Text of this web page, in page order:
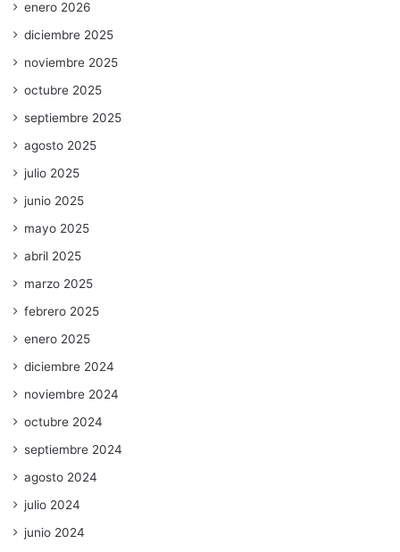
enero 2026
diciembre 2025
noviembre 2025
octubre 2025
septiembre 2025
agosto 2025
julio 2025
junio 2025
mayo 2025
abril 2025
marzo 2025
febrero 2025
enero 2025
diciembre 2024
noviembre 2024
octubre 2024
septiembre 2024
agosto 2024
julio 2024
junio 2024